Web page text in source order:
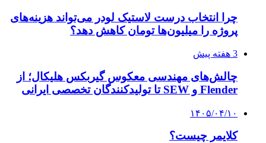
چرا انتخاب درست لاستیک لودر می‌تواند هزینه‌های
پروژه را میلیون‌ها تومان کاهش دهد؟
3 هفته پیش
چالش‌های مهندسی معکوس گیربکس هلیکال؛ از
Flender و SEW تا تولیدکنندگان تخصصی ایرانی
۱۴۰۵/۰۴/۱۰
کلایمر چیست؟